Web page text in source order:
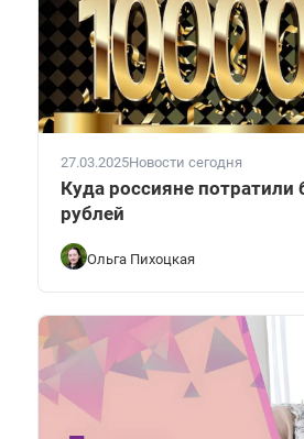
27.03.2025Новости сегодня
Куда россияне
рублей
Ольга Пихоцкая